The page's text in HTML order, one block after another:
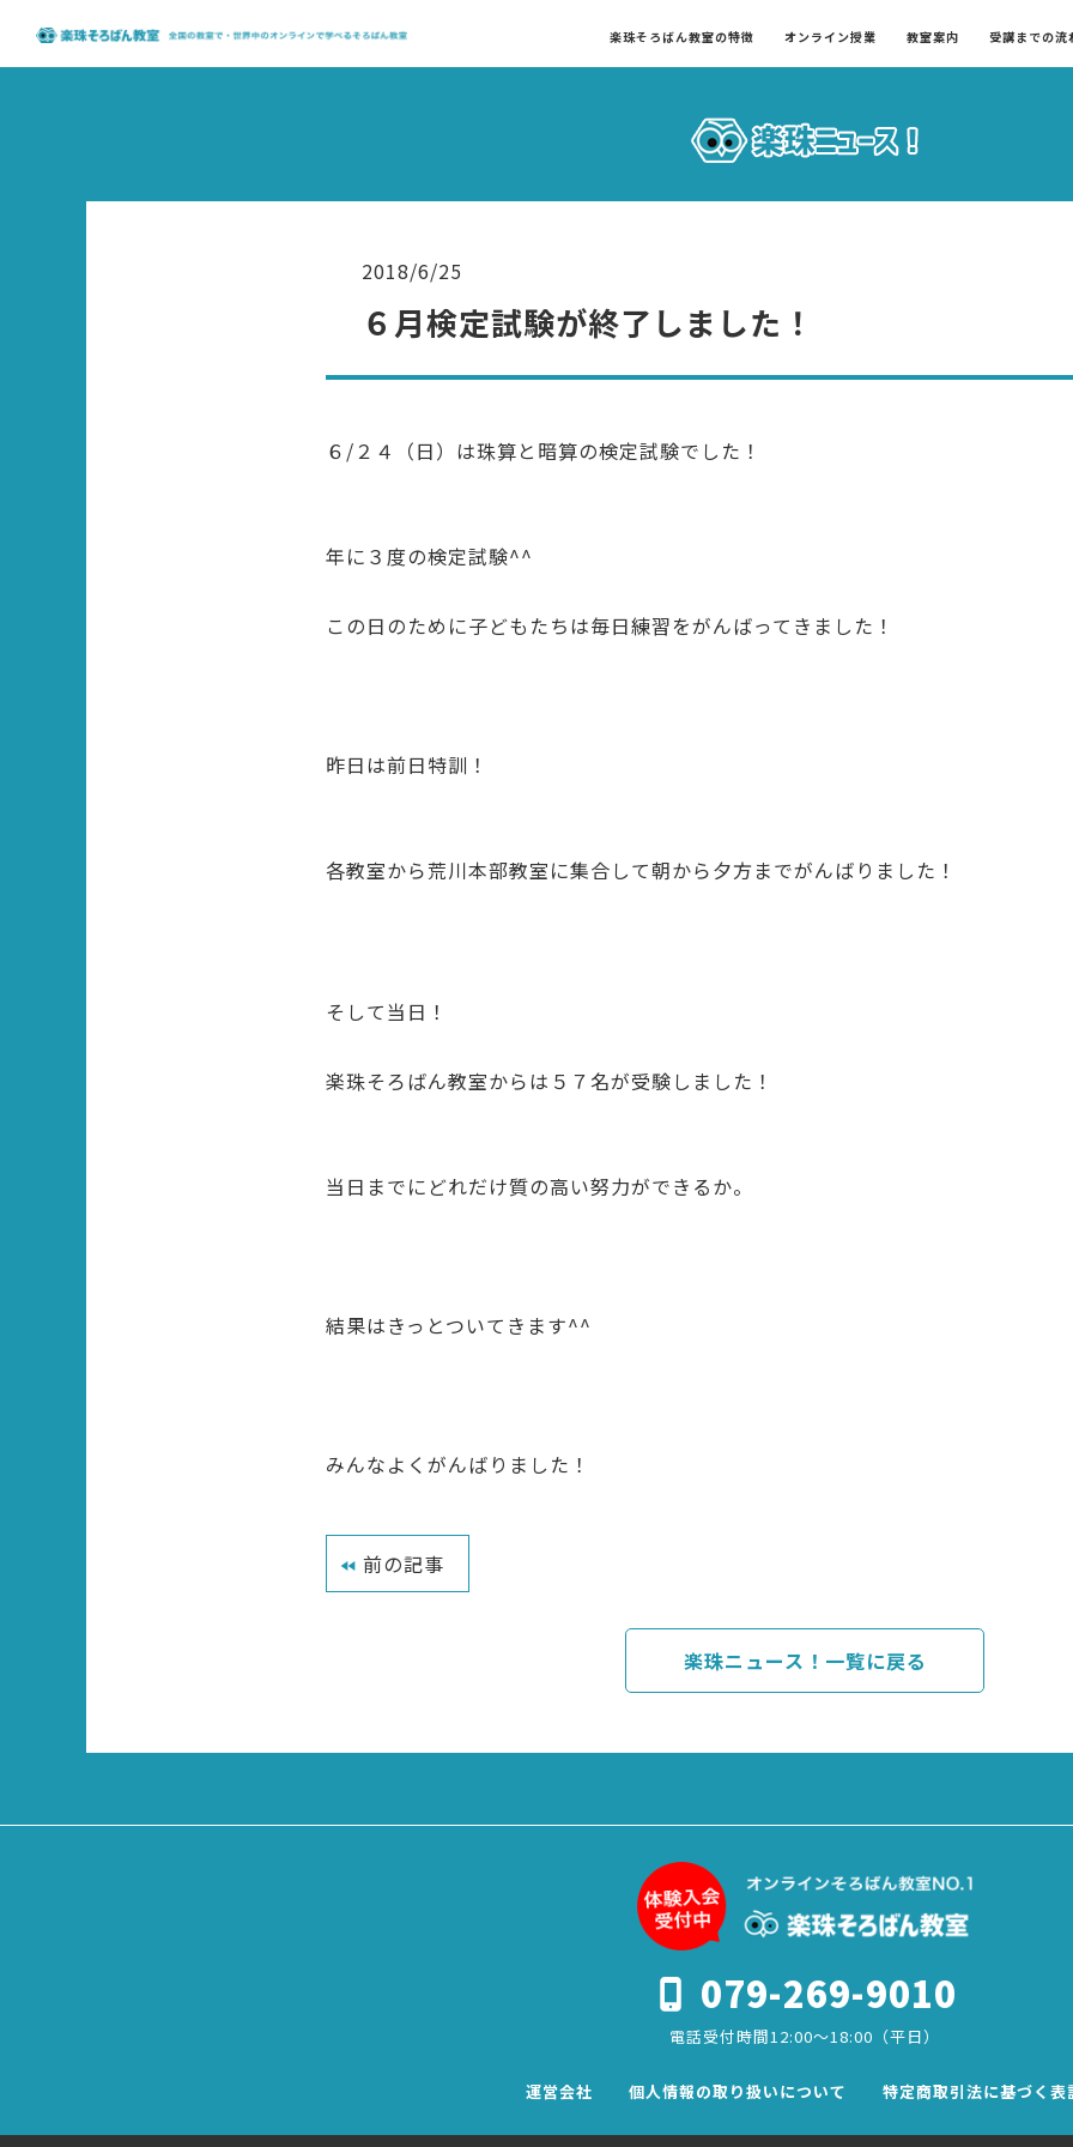
楽珠そろばん教室の特徴 オンライン授業 教室案内 受講までの流
2018/6/25
６月検定試験が終了しました！
６/２４（日）は珠算と暗算の検定試験でした！
年に３度の検定試験^^
この日のために子どもたちは毎日練習をがんばってきました！
昨日は前日特訓！
各教室から荒川本部教室に集合して朝から夕方までがんばりました！
そして当日！
楽珠そろばん教室からは５７名が受験しました！
当日までにどれだけ質の高い努力ができるか。
結果はきっとついてきます^^
みんなよくがんばりました！
前の記事
楽珠ニュース！一覧に戻る
079-269-9010
電話受付時間12:00～18:00（平日）
運営会社 個人情報の取り扱いについて 特定商取引法に基づく表